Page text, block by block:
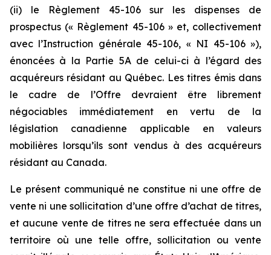
(ii) le Règlement 45-106 sur les dispenses de
prospectus (« Règlement 45-106 » et, collectivement
avec l’Instruction générale 45-106, « NI 45-106 »),
énoncées à la Partie 5A de celui-ci à l’égard des
acquéreurs résidant au Québec. Les titres émis dans
le cadre de l’Offre devraient être librement
négociables immédiatement en vertu de la
législation canadienne applicable en valeurs
mobilières lorsqu’ils sont vendus à des acquéreurs
résidant au Canada.
Le présent communiqué ne constitue ni une offre de
vente ni une sollicitation d’une offre d’achat de titres,
et aucune vente de titres ne sera effectuée dans un
territoire où une telle offre, sollicitation ou vente